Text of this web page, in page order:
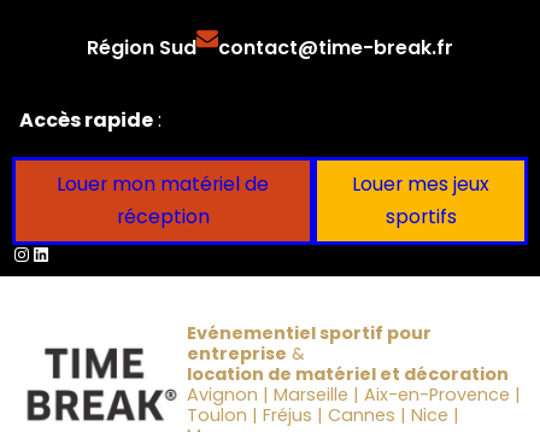
Région Sud contact@time-break.fr
Accès rapide:
Louer mon matériel de
réception
Louer mes jeux
sportifs
Instagram
LinkedIn
Evénementiel sportif pour
entreprise &
location de matériel et décoration
Avignon | Marseille | Aix-en-Provence |
Toulon | Fréjus | Cannes | Nice |